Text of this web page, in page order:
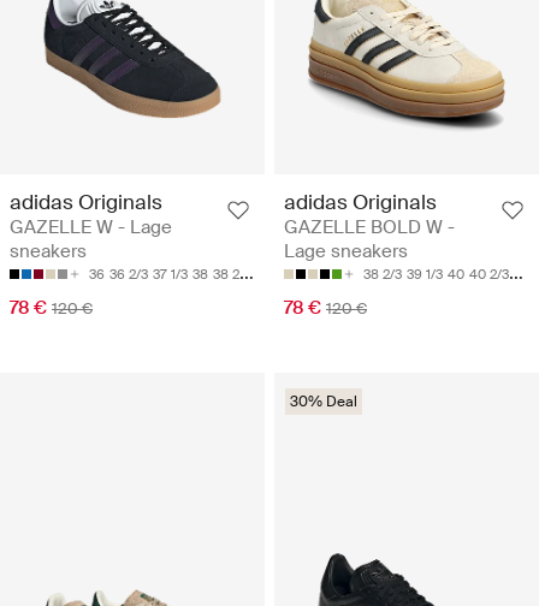
adidas Originals
GAZELLE W - Lage
sneakers
36 36 2/3 37 1/3 38 38 2/3
78 € 120 €
adidas Originals
GAZELLE BOLD W -
Lage sneakers
38 2/3 39 1/3 40 40 2/3 41
78 € 120 €
30% Deal